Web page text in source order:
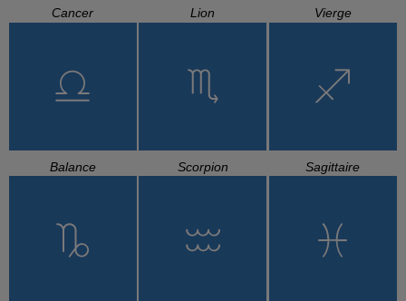
Cancer Lion Vierge
Balance Scorpion Sagittaire